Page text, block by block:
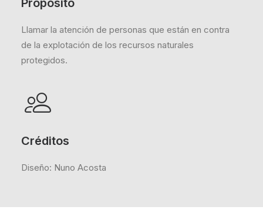
Propósito
Llamar la atención de personas que están en contra
de la explotación de los recursos naturales
protegidos.
Créditos
Diseño: Nuno Acosta